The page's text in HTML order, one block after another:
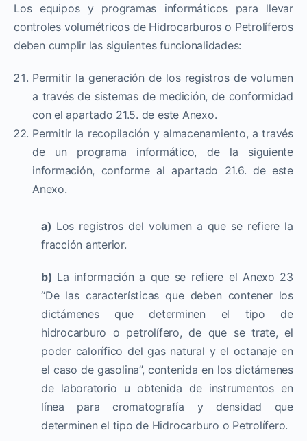
Los equipos y programas informáticos para llevar
controles volumétricos de Hidrocarburos o Petrolíferos
deben cumplir las siguientes funcionalidades:
Permitir la generación de los registros de volumen
a través de sistemas de medición, de conformidad
con el apartado 21.5. de este Anexo.
Permitir la recopilación y almacenamiento, a través
de un programa informático, de la siguiente
información, conforme al apartado 21.6. de este
Anexo.
a) Los registros del volumen a que se refiere la
fracción anterior.
b) La información a que se refiere el Anexo 23
“De las características que deben contener los
dictámenes que determinen el tipo de
hidrocarburo o petrolífero, de que se trate, el
poder calorífico del gas natural y el octanaje en
el caso de gasolina”, contenida en los dictámenes
de laboratorio u obtenida de instrumentos en
línea para cromatografía y densidad que
determinen el tipo de Hidrocarburo o Petrolífero.